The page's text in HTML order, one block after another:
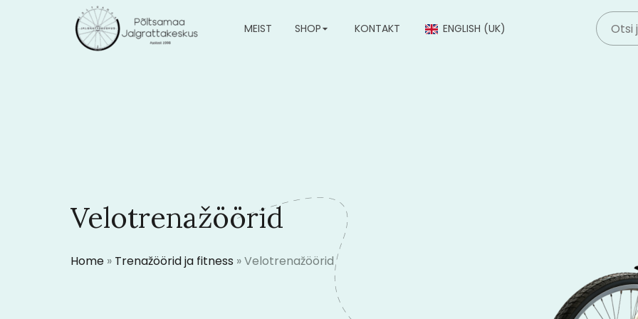
MEIST SHOP KONTAKT ENGLISH (UK)
Velotrenažöörid
Home » Trenažöörid ja fitness »Velotrenažöörid